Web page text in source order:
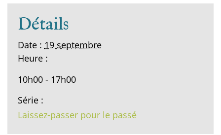
Détails
Date : 19 septembre
Heure :
10h00 - 17h00
Série :
Laissez-passer pour le passé